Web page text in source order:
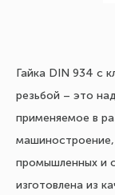
Гайка DIN 934 с
резьбой – это
применяемое в
промышленных и
изготовлена из